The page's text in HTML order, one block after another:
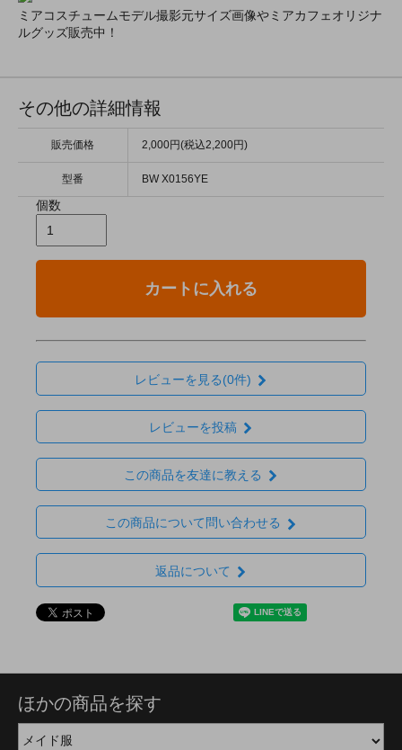
ミアコスチュームモデル撮影元サイズ画像やミアカフェオリジナ
ルグッズ販売中！
その他の詳細情報
販売価格 2,000円(税込2,200円)
型番 BW X0156YE
個数
カートに入れる
レビューを見る(0件)
レビューを投稿
この商品を友達に教える
この商品について問い合わせる
返品について
ほかの商品を探す